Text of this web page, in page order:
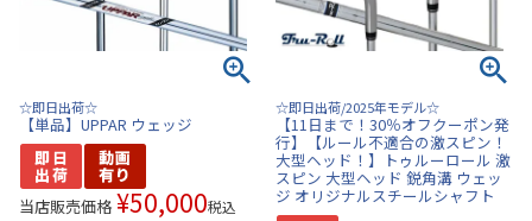
☆即日出荷☆
【単品】UPPAR ウェッジ
当店販売価格 ¥50,000税込
☆即日出荷/2025年モデル☆
【11日まで！30％オフクーポン発
行】【ルール不適合の激スピン！
大型ヘッド！】トゥルーロール 激
スピン 大型ヘッド 鋭角溝 ウェッ
ジ オリジナルスチールシャフト